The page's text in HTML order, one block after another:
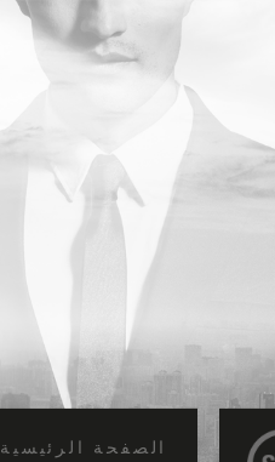
الصفحة الرئيسية